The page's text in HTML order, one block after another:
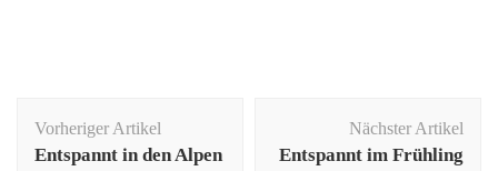
Vorheriger Artikel
Entspannt in den Alpen
Nächster Artikel
Entspannt im Frühling